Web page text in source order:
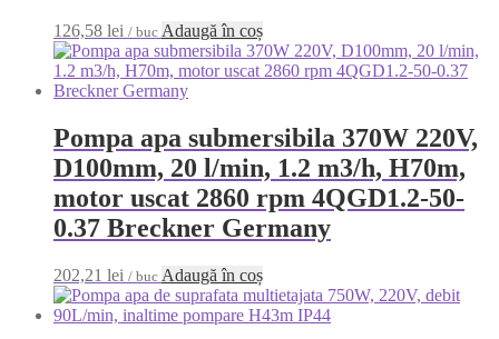
126,58 lei / buc Adaugă în coș
Pompa apa submersibila 370W 220V,
D100mm, 20 l/min, 1.2 m3/h, H70m,
motor uscat 2860 rpm 4QGD1.2-50-
0.37 Breckner Germany
202,21 lei / buc Adaugă în coș